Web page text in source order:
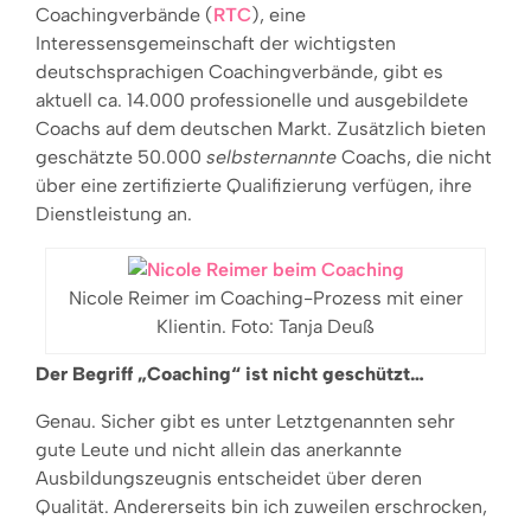
Coachingverbände (RTC), eine
Interessensgemeinschaft der wichtigsten
deutschsprachigen Coachingverbände, gibt es
aktuell ca. 14.000 professionelle und ausgebildete
Coachs auf dem deutschen Markt. Zusätzlich bieten
geschätzte 50.000 selbsternannte Coachs, die nicht
über eine zertifizierte Qualifizierung verfügen, ihre
Dienstleistung an.
Nicole Reimer im Coaching-Prozess mit einer
Klientin. Foto: Tanja Deuß
Der Begriff „Coaching“ ist nicht geschützt…
Genau. Sicher gibt es unter Letztgenannten sehr
gute Leute und nicht allein das anerkannte
Ausbildungszeugnis entscheidet über deren
Qualität. Andererseits bin ich zuweilen erschrocken,